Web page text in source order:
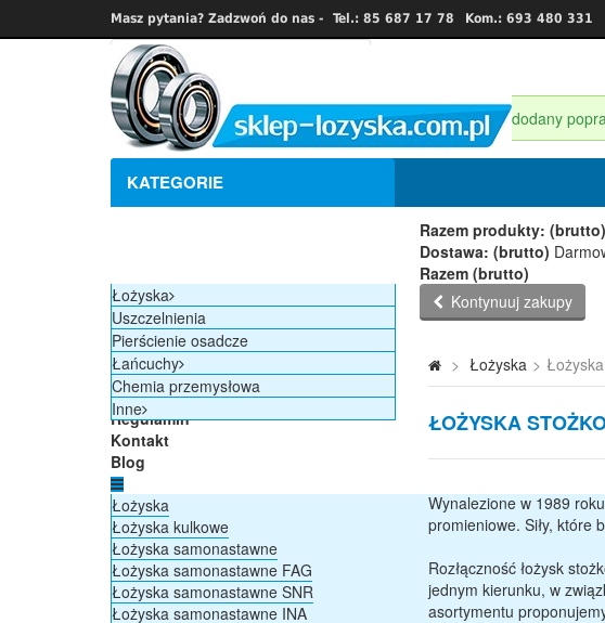
Masz pytania? Zadzwoń do nas - Tel.: 85 687 17 78 Kom.: 693 480 331
KATEGORIE
Produkt dodany
Razem produkty: (brutto)
Dostawa: (brutto)
Razem (brutto)
Kontynuuj zakupy
Strona główna
Nowości
Promocje
Producenci
Regulamin
Kontakt
Blog
Łożyska
Łożyska kulkowe
Łożyska samonastawne
Łożyska samonastawne FAG
Łożyska samonastawne SNR
Łożyska samonastawne INA
Łożyska
Uszczelnienia
Pierścienie osadcze
Łańcuchy
Chemia przemysłowa
Inne
> Łożyska >
ŁOŻYSKA
Wynalezione w 1989 roku
promieniowe. Siły, które
Rozłączność łożysk
jednym kierunku, w
asortymentu